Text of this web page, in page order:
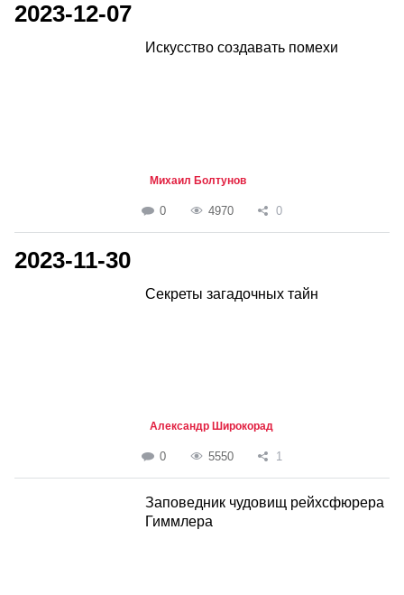
2023-12-07
Искусство создавать помехи
Михаил Болтунов
0 4970 0
2023-11-30
Секреты загадочных тайн
Александр Широкорад
0 5550 1
Заповедник чудовищ рейхсфюрера
Гиммлера